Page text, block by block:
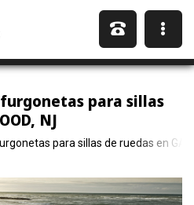
para sillas
NJ
para sillas de ruedas en